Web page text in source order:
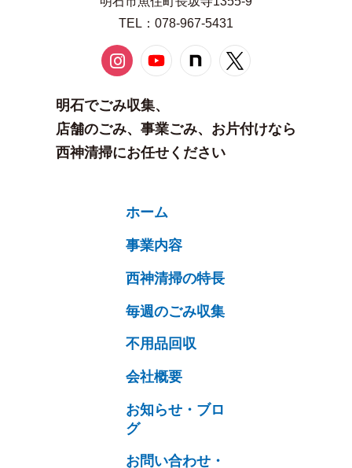
TEL：078-967-5431
明石でごみ収集、
店舗のごみ、事業ごみ、お片付けなら
西神清掃にお任せください
ホーム
事業内容
西神清掃の特長
毎週のごみ収集
不用品回収
会社概要
お知らせ・ブロ
グ
お問い合わせ・